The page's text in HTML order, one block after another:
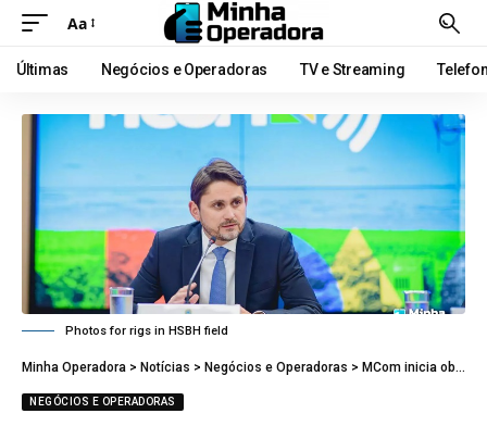
Aa
Últimas Negócios e Operadoras TV e Streaming
Photos for rigs in HSBH field
Minha Operadora > Notícias > Negócios e Operadoras > MCom inicia obras de infovia que vai conectar Belém e Macapá com fibra óptica
NEGÓCIOS E OPERADORAS